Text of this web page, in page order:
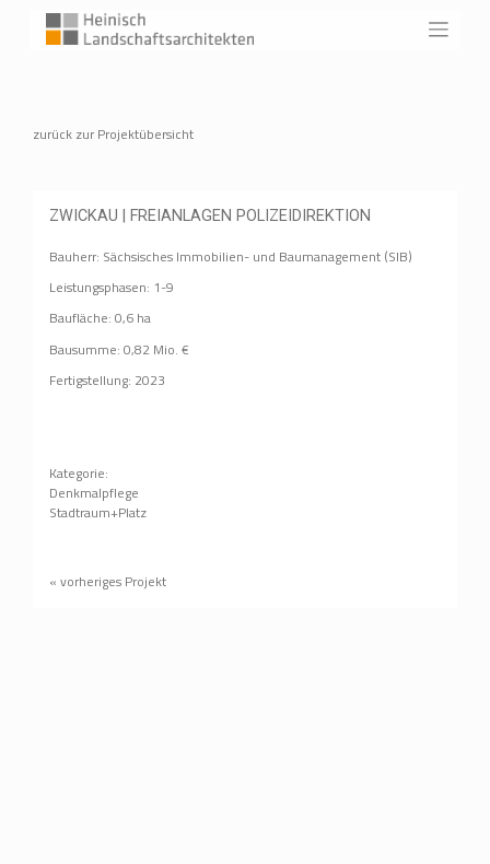
zurück zur Projektübersicht
ZWICKAU | FREIANLAGEN POLIZEIDIREKTION
Bauherr: Sächsisches Immobilien- und Baumanagement (SIB)
Leistungsphasen: 1-9
Baufläche: 0,6 ha
Bausumme: 0,82 Mio. €
Fertigstellung: 2023
Kategorie:
Denkmalpflege
Stadtraum+Platz
« vorheriges Projekt